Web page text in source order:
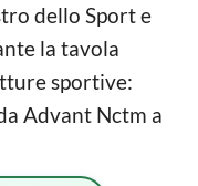
dello Sport e
la tavola
sportive:
Advant Nctm a